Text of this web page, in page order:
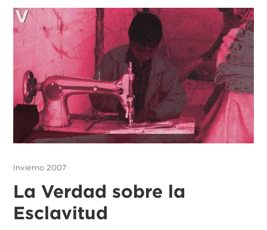
Invierno 2007
La Verdad sobre la
Esclavitud